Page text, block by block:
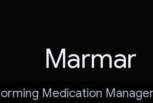
Marmar
Medication